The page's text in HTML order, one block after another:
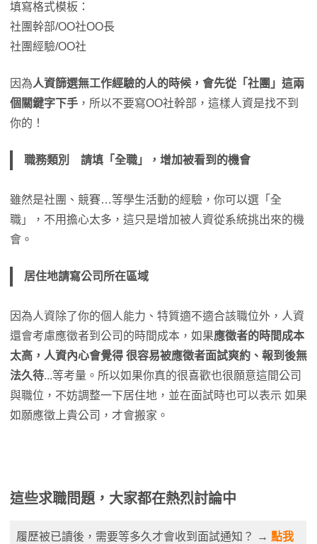
填寫格式模板：
社團幹部/OO社OO長
社團經驗/OO社
因為人資篩選無工作經驗的人的時候，會先從「社團」這兩
個關鍵字下手 ，所以不要寫OO社幹部，這樣人資是找不到
你的！
職務類別 請填「全職」，增加被看到的機會
雖然是社團、競賽…等學生活動的經驗，你可以選「全
職」，不用擔心太多，這只是增加被人資從系統挑出來的機
會。
居住地請寫公司所在區域
因為人資除了你的個人能力、特質適不適合該職位外，人資
還會考慮應徵者到公司的時間成本，如果應徵者的時間成本
太高，人資內心會覺得 很容易被應徵者面試爽約、報到後無
法久待...等考量。所以如果你真的很喜歡也很願意這間公司
與職位，不妨調整一下居住地，並在面試時也可以表示 如果
如願應徵上貴公司，才會搬家。
這些求職問題，大家都在熱烈討論中
履歷被已讀後，需要等多久才會收到面試通知？ → 點我